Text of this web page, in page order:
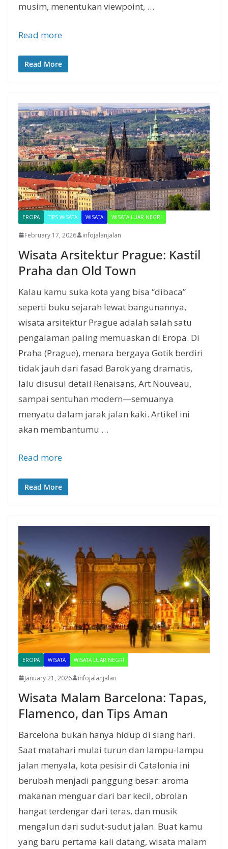
musim, menentukan viewpoint, …
Read more
Read More
EROPA TIPS WISATA WISATA WISATA LUAR NEGRI
February 17, 2026 infojalanjalan
Wisata Arsitektur Prague: Kastil
Praha dan Old Town
Kalau kamu suka kota yang bisa “dibaca”
seperti buku sejarah lewat bangunannya,
wisata arsitektur Prague adalah salah satu
pengalaman paling memuaskan di Eropa. Di
Praha (Prague), menara bergaya Gotik berdiri
tidak jauh dari fasad Barok yang dramatis,
lalu disusul detail Renaisans, Art Nouveau,
sampai sentuhan modern—semuanya
menyatu dalam jarak jalan kaki. Artikel ini
akan membantumu …
Read more
Read More
EROPA WISATA WISATA LUAR NEGRI
January 21, 2026 infojalanjalan
Wisata Malam Barcelona: Tapas,
Flamenco, dan Tips Aman
Barcelona bukan hanya hidup di siang hari.
Saat matahari mulai turun dan lampu-lampu
jalan menyala, kota pesisir di Catalonia ini
berubah menjadi panggung besar: aroma
makanan menguar dari bar kecil, obrolan
hangat terdengar dari teras, dan musik
mengalun dari sudut-sudut jalan. Buat kamu
yang baru pertama kali datang, wisata malam